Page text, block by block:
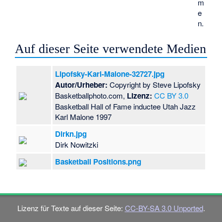
m
e
n.
Auf dieser Seite verwendete Medien
Lipofsky-Karl-Malone-32727.jpg
Autor/Urheber: Copyright by Steve Lipofsky
Basketballphoto.com, Lizenz: CC BY 3.0
Basketball Hall of Fame inductee Utah Jazz
Karl Malone 1997
Dirkn.jpg
Dirk Nowitzki
Basketball Positions.png
Lizenz für Texte auf dieser Seite: CC-BY-SA 3.0 Unported.